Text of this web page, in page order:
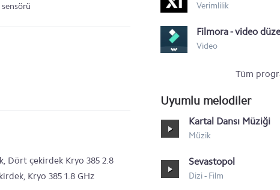
sensörü
Dört çekirdek Kryo 385 2.8
Kryo 385 1.8 GHz
Xiaomi Mi Mix 3
Xiaomi Pocophone F1
Verimlilik
Filmora - video
Video
Tüm
Uyumlu melodiler
Kartal Dansı Müziği
Müzik
Sevastopol
Dizi - Film